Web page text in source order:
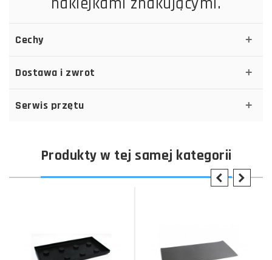
Cechy
Dostawa i zwrot
Serwis przętu
Produkty w tej samej kategorii